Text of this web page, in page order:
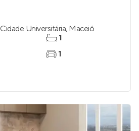
Cidade Universitária, Maceió
1
1